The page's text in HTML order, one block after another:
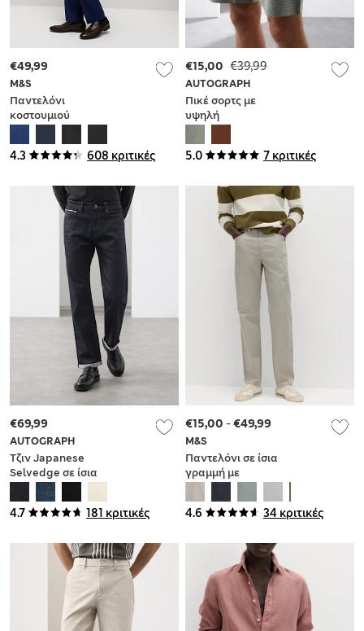
4.3 608 κριτικές
M&S
Παντελόνι
κοστουμιού
ελαστικό ύφασμα
με κανονική
€49,99
5.0 7 κριτικές
AUTOGRAPH
Πικέ σορτς με
υψηλή
περιεκτικότητα σε
βαμβάκι
€39,99
€15,00
4.7 181 κριτικές
AUTOGRAPH
Τζιν Japanese
Selvedge σε ίσια
γραμμή
€69,99
4.6 34 κριτικές
M&S
Παντελόνι σε ίσια
γραμμή με
και 5 τσέπες
€15,00 -€49,99